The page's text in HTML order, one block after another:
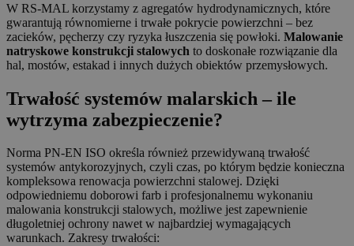
W RS-MAL korzystamy z agregatów hydrodynamicznych, które
gwarantują równomierne i trwałe pokrycie powierzchni – bez
zacieków, pęcherzy czy ryzyka łuszczenia się powłoki. Malowanie
natryskowe konstrukcji stalowych to doskonałe rozwiązanie dla
hal, mostów, estakad i innych dużych obiektów przemysłowych.
Trwałość systemów malarskich – ile
wytrzyma zabezpieczenie?
Norma PN-EN ISO określa również przewidywaną trwałość
systemów antykorozyjnych, czyli czas, po którym będzie konieczna
kompleksowa renowacja powierzchni stalowej. Dzięki
odpowiedniemu doborowi farb i profesjonalnemu wykonaniu
malowania konstrukcji stalowych, możliwe jest zapewnienie
długoletniej ochrony nawet w najbardziej wymagających
warunkach. Zakresy trwałości: